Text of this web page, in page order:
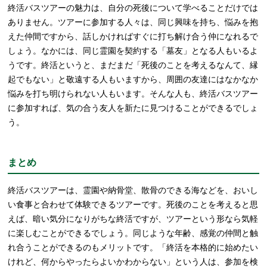
終活バスツアーの魅力は、自分の死後について学べることだけでは
ありません。ツアーに参加する人々は、同じ興味を持ち、悩みを抱
えた仲間ですから、話しかければすぐに打ち解け合う仲になれるで
しょう。なかには、同じ霊園を契約する「墓友」となる人もいるよ
うです。終活というと、まだまだ「死後のことを考えるなんて、縁
起でもない」と敬遠する人もいますから、周囲の友達にはなかなか
悩みを打ち明けられない人もいます。そんな人も、終活バスツアー
に参加すれば、気の合う友人を新たに見つけることができるでしょ
う。
まとめ
終活バスツアーは、霊園や納骨堂、散骨のできる海などを、おいし
い食事と合わせて体験できるツアーです。死後のことを考えると思
えば、暗い気分になりがちな終活ですが、ツアーという形なら気軽
に楽しむことができるでしょう。同じような年齢、感覚の仲間と触
れ合うことができるのもメリットです。「終活を本格的に始めたい
けれど、何からやったらよいかわからない」という人は、参加を検